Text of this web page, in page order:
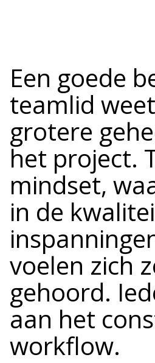
Een goede
teamlid
grotere
het project.
mindset,
in de
voelen zich
gehoord.
aan het
workflow.